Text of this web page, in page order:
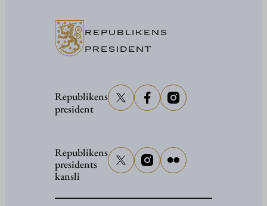
REPUBLIKENS
PRESIDENT
Republikens
president
Republikens
presidents
kansli